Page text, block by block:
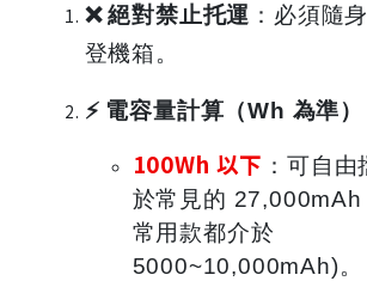
❌ 絕對禁止托運 ：必須隨
登機箱。
⚡ 電容量計算（Wh 為準）
100Wh 以下 ：可自
於常見的 27,000mAh
常用款都介於
5000~10,000mAh)。